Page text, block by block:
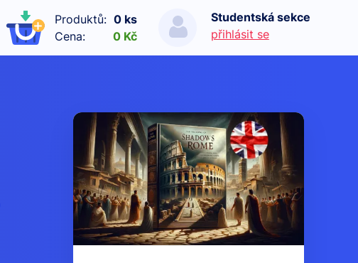
Produktů: 0 ks
Cena:
0 Kč
Studentská sekce
přihlásit se